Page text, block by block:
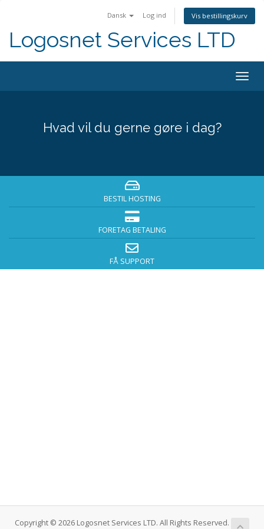
Dansk Log ind Vis bestillingskurv
Logosnet Services LTD
Hvad vil du gerne gøre i dag?
BESTIL HOSTING
FORETAG BETALING
FÅ SUPPORT
Copyright © 2026 Logosnet Services LTD. All Rights Reserved.